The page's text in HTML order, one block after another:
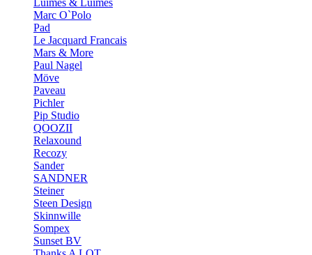
Luimes & Luimes
Marc O`Polo
Pad
Le Jacquard Francais
Mars & More
Paul Nagel
Möve
Paveau
Pichler
Pip Studio
QOOZII
Relaxound
Recozy
Sander
SANDNER
Steiner
Steen Design
Skinnwille
Sompex
Sunset BV